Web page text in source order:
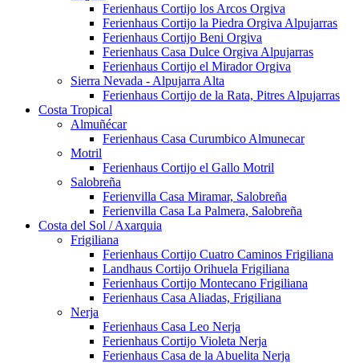
Ferienhaus Cortijo los Arcos Orgiva
Ferienhaus Cortijo la Piedra Orgiva Alpujarras
Ferienhaus Cortijo Beni Orgiva
Ferienhaus Casa Dulce Orgiva Alpujarras
Ferienhaus Cortijo el Mirador Orgiva
Sierra Nevada - Alpujarra Alta
Ferienhaus Cortijo de la Rata, Pitres Alpujarras
Costa Tropical
Almuñécar
Ferienhaus Casa Curumbico Almunecar
Motril
Ferienhaus Cortijo el Gallo Motril
Salobreña
Ferienvilla Casa Miramar, Salobreña
Ferienvilla Casa La Palmera, Salobreña
Costa del Sol / Axarquia
Frigiliana
Ferienhaus Cortijo Cuatro Caminos Frigiliana
Landhaus Cortijo Orihuela Frigiliana
Ferienhaus Cortijo Montecano Frigiliana
Ferienhaus Casa Aliadas, Frigiliana
Nerja
Ferienhaus Casa Leo Nerja
Ferienhaus Cortijo Violeta Nerja
Ferienhaus Casa de la Abuelita Nerja